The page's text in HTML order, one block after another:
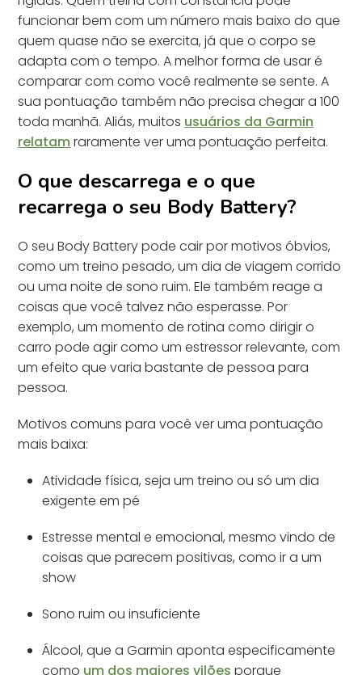
funcionar bem com um número mais baixo do que
quem quase não se exercita, já que o corpo se
adapta com o tempo. A melhor forma de usar é
comparar com como você realmente se sente. A
sua pontuação também não precisa chegar a 100
toda manhã. Aliás, muitos usuários da Garmin
relatamraramente ver uma pontuação perfeita.
O que descarrega e o que
recarrega o seu Body Battery?
O seu Body Battery pode cair por motivos óbvios,
como um treino pesado, um dia de viagem corrido
ou uma noite de sono ruim. Ele também reage a
coisas que você talvez não esperasse. Por
exemplo, um momento de rotina como dirigir o
carro pode agir como um estressor relevante, com
um efeito que varia bastante de pessoa para
pessoa.
Motivos comuns para você ver uma pontuação
mais baixa:
Atividade física, seja um treino ou só um dia
exigente em pé
Estresse mental e emocional, mesmo vindo de
coisas que parecem positivas, como ir a um
show
Sono ruim ou insuficiente
Álcool, que a Garmin aponta especificamente
como um dos maiores vilões porque